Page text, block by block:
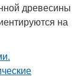
древесины
на